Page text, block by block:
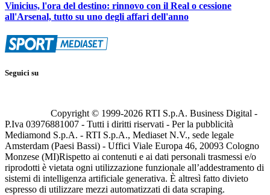
Vinicius, l'ora del destino: rinnovo con il Real o cessione
all'Arsenal, tutto su uno degli affari dell'anno
Seguici su
Copyright © 1999-2026 RTI S.p.A. Business Digital -
P.Iva 03976881007 - Tutti i diritti riservati - Per la pubblicità
Mediamond S.p.A. - RTI S.p.A., Mediaset N.V., sede legale
Amsterdam (Paesi Bassi) - Uffici Viale Europa 46, 20093 Cologno
Monzese (MI)Rispetto ai contenuti e ai dati personali trasmessi e/o
riprodotti è vietata ogni utilizzazione funzionale all’addestramento di
sistemi di intelligenza artificiale generativa. È altresì fatto divieto
espresso di utilizzare mezzi automatizzati di data scraping.